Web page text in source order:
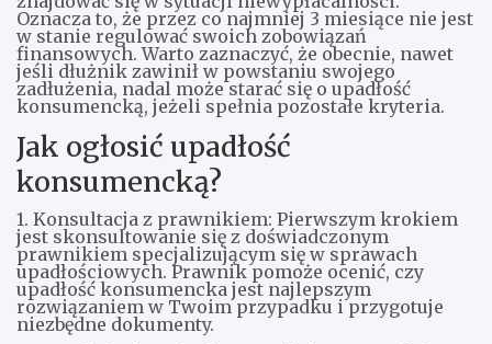
Oznacza to, że przez co najmniej 3 miesiące nie jest
w stanie regulować swoich zobowiązań
finansowych. Warto zaznaczyć, że obecnie, nawet
jeśli dłużnik zawinił w powstaniu swojego
zadłużenia, nadal może starać się o upadłość
konsumencką, jeżeli spełnia pozostałe kryteria.
Jak ogłosić upadłość
konsumencką?
1. Konsultacja z prawnikiem: Pierwszym krokiem
jest skonsultowanie się z doświadczonym
prawnikiem specjalizującym się w sprawach
upadłościowych. Prawnik pomoże ocenić, czy
upadłość konsumencka jest najlepszym
rozwiązaniem w Twoim przypadku i przygotuje
niezbędne dokumenty.